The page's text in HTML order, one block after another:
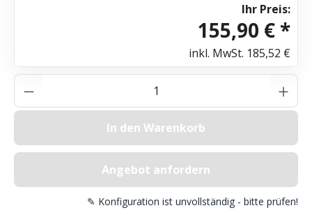
Ihr Preis:
155,90 € *
inkl. MwSt. 185,52 €
Produkt Anzahl: Gib den gewünschten
In den Warenkorb
Angebot anfordern
✎ Konfiguration ist unvollständig - bitte prüfen!